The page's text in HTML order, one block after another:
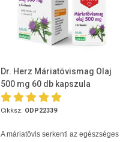
Dr. Herz Máriatövismag Olaj
500 mg 60 db kapszula
Cikksz. ODP22339
A máriatövis serkenti az egészséges